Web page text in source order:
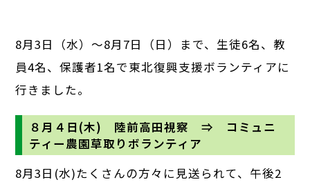
8月3日（水）～8月7日（日）まで、生徒6名、教
員4名、保護者1名で東北復興支援ボランティアに
行きました。
８月４日(木) 陸前高田視察 ⇒ コミュニ
ティー農園草取りボランティア
8月3日(水)たくさんの方々に見送られて、午後2